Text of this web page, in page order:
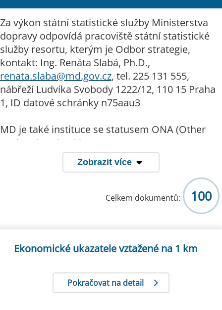
​Za výkon státní statistické služby Ministerstva
dopravy odpovídá pracoviště státní statistické
služby resortu, kterým je Odbor strategie,
kontakt: Ing. Renáta Slabá, Ph.D.,
renata.slaba@md.gov.cz, tel. 225 131 555,
nábřeží Ludvíka Svobody 1222/12, 110 15 Praha
1, ID datové schránky n75aau3
MD je také instituce se statusem ONA (Other
National Authorities)
Státní statistická služba ČR | Statistika
(na
stránkách ČSÚ)
Zobrazit více
Ekonomické ukazatele vztažené na 1 km
Pokračovat na detail
Celkem dokumentů: 100